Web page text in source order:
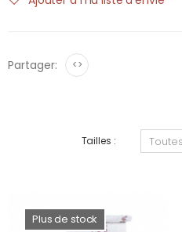
Partager: <>
Tailles :
Plus de stock